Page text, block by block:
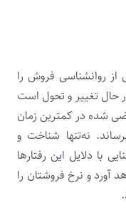
روانشناسی فروش را
حال تغییر و تحول است
شده در کمترین زمان
نه‌تنها شناخت و
با دلایل این رفتارها
آورد و نرخ فروشتان را